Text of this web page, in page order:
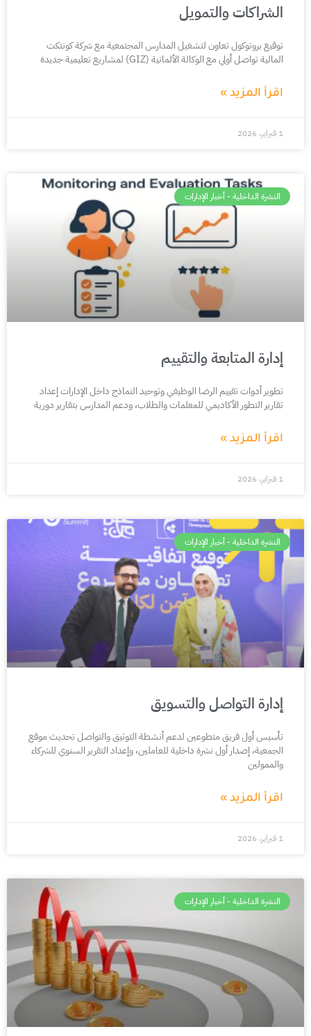
الشراكات والتمويل
توقيع بروتوكول تعاون لتشغيل المدارس المجتمعية مع شركة كونتكت
المالية تواصل أولي مع الوكالة الألمانية (GIZ) لمشاريع تعليمية جديدة
اقرأ المزيد »
1 فبراير، 2026
النشرة الداخلية - أخبار الإدارات
إدارة المتابعة والتقييم
تطوير أدوات تقييم الرضا الوظيفي وتوحيد النماذج داخل الإدارات إعداد
تقارير التطور الأكاديمي للمعلمات والطلاب، ودعم المدارس بتقارير دورية
اقرأ المزيد »
1 فبراير، 2026
النشرة الداخلية - أخبار الإدارات
إدارة التواصل والتسويق
تأسيس أول فريق متطوعين لدعم أنشطة التوثيق والتواصل تحديث موقع
الجمعية، إصدار أول نشرة داخلية للعاملين، وإعداد التقرير السنوي للشركاء
والممولين
اقرأ المزيد »
1 فبراير، 2026
النشرة الداخلية - أخبار الإدارات